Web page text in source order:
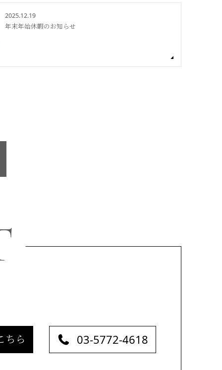
2025.12.19
年末年始休暇のお知らせ
ちら 03-5772-4618